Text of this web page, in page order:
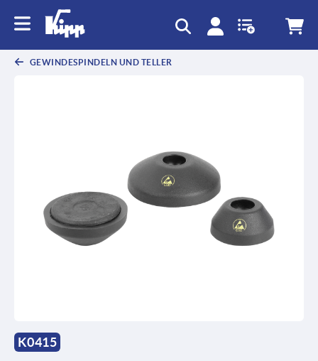
GEWINDESPINDELN UND TELLER
K0415